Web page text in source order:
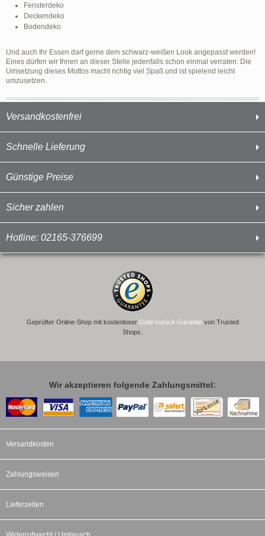
Versandkostenfrei
Schnelle Lieferung
Günstige Preise
Sicher zahlen
Hotline: 02165-376699
Fensterdeko
Deckendeko
Bodendeko
Und auch Ihr Essen darf gerne dem schwarz-weißen Look angepasst werden!
Eines dürfen wir Ihnen an dieser Stelle jedenfalls schon einmal verraten: Die
Umsetzung dieses Mottos macht richtig viel Spaß und ist spielend leicht
umzusetzen.
Geprüfter Online-Shop mit kostenloser Geld-zurück-Garantievon Trusted
Shops.
Wir akzeptieren folgende Zahlungsmittel:
Versandkosten
Zahlungsweisen
Lieferzeiten